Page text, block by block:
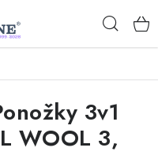
3v1
WOOL 3,